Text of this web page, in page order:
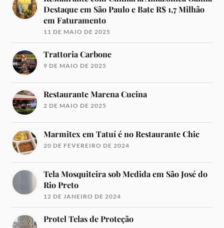
Destaque em São Paulo e Bate R$ 1,7 Milhão
em Faturamento
11 DE MAIO DE 2025
Trattoria Carbone
9 DE MAIO DE 2025
Restaurante Marena Cucina
2 DE MAIO DE 2025
Marmitex em Tatuí é no Restaurante Chic
20 DE FEVEREIRO DE 2024
Tela Mosquiteira sob Medida em São José do
Rio Preto
12 DE JANEIRO DE 2024
Protel Telas de Proteção